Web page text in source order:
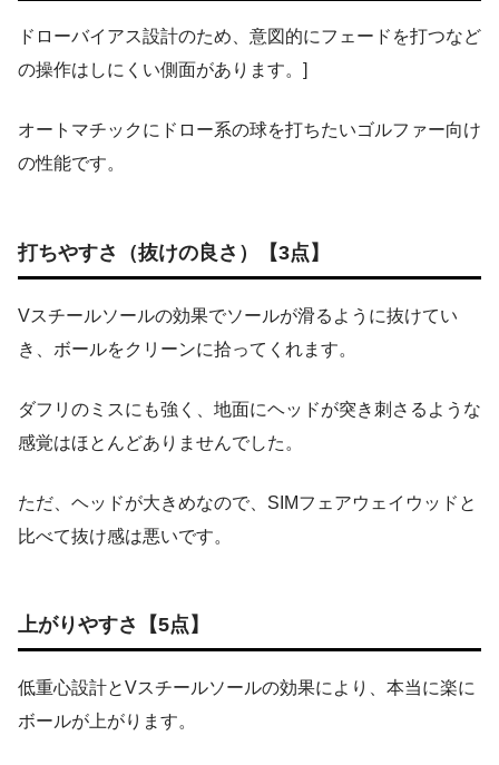
ドローバイアス設計のため、意図的にフェードを打つなど
の操作はしにくい側面があります。]
オートマチックにドロー系の球を打ちたいゴルファー向け
の性能です。
打ちやすさ（抜けの良さ）【3点】
Vスチールソールの効果でソールが滑るように抜けてい
き、ボールをクリーンに拾ってくれます。
ダフリのミスにも強く、地面にヘッドが突き刺さるような
感覚はほとんどありませんでした。
ただ、ヘッドが大きめなので、SIMフェアウェイウッドと
比べて抜け感は悪いです。
上がりやすさ【5点】
低重心設計とVスチールソールの効果により、本当に楽に
ボールが上がります。